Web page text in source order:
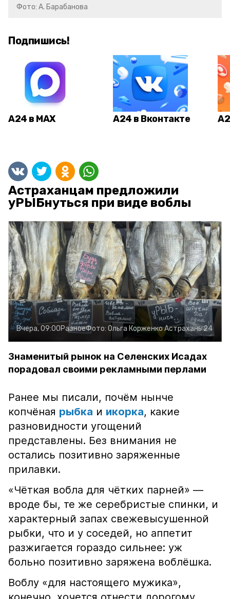
Фото: А. Барабанова
Подпишись!
А24 в MAX А24 в Вконтакте
Астраханцам предложили
уРЫБнуться при виде воблы
Вчера, 09:00РазноеФото: Ольга КорженкоАстрахань 24
Знаменитый рынок на Селенских Исадах
порадовал своими рекламными перлами
Ранее мы писали, почём нынче
копчёная рыбка и икорка, какие
разновидности угощений
представлены. Без внимания не
остались позитивно заряженные
прилавки.
«Чёткая вобла для чётких парней» —
вроде бы, те же серебристые спинки, и
характерный запах свежевысушенной
рыбки, что и у соседей, но аппетит
разжигается гораздо сильнее: уж
больно позитивно заряжена воблёшка.
Воблу «для настоящего мужика»,